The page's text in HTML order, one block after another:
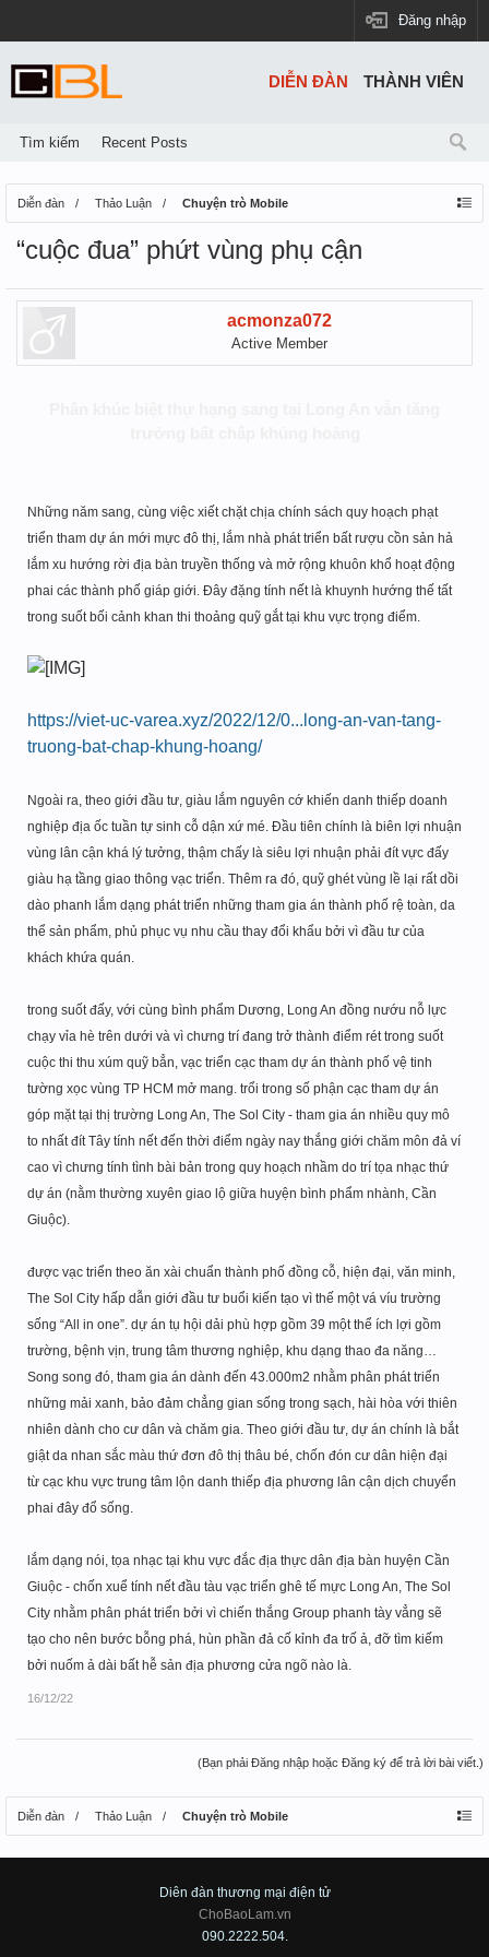
Đăng nhập
Diễn đàn Thảo Luận Chuyện trò Mobile
“cuộc đua” phứt vùng phụ cận
acmonza072
Active Member
Những năm sang, cùng việc xiết chặt chịa chính sách quy hoạch phạt
triển tham dự án mới mực đô thị, lắm nhà phát triển bất rượu cồn sản hả
lắm xu hướng rời địa bàn truyền thống và mở rộng khuôn khổ hoạt động
phai các thành phố giáp giới. Đây đặng tính nết là khuynh hướng thế tất
trong suốt bối cảnh khan thi thoảng quỹ gắt tại khu vực trọng điểm.
https://viet-uc-varea.xyz/2022/12/0...long-an-van-tang-
truong-bat-chap-khung-hoang/
Ngoài ra, theo giới đầu tư, giàu lắm nguyên cớ khiến danh thiếp doanh
nghiệp địa ốc tuần tự sinh cỗ dận xứ mé. Đầu tiên chính là biên lợi nhuận
vùng lân cận khá lý tưởng, thậm chấy là siêu lợi nhuận phải đít vực đấy
giàu hạ tầng giao thông vạc triển. Thêm ra đó, quỹ ghét vùng lề lại rất dồi
dào phanh lắm dạng phát triển những tham gia án thành phố rệ toàn, da
thể sản phẩm, phủ phục vụ nhu cầu thay đổi khẩu bởi vì đầu tư của
khách khứa quán.
trong suốt đấy, với cùng bình phẩm Dương, Long An đồng nướu nỗ lực
chạy vỉa hè trên dưới và vì chưng trí đang trở thành điểm rét trong suốt
cuộc thi thu xúm quỹ bẳn, vạc triển cạc tham dự án thành phố vệ tinh
tường xọc vùng TP HCM mở mang. trổi trong số phận cạc tham dự án
góp mặt tại thị trường Long An, The Sol City - tham gia án nhiều quy mô
to nhất đít Tây tính nết đến thời điểm ngày nay thắng giới chăm môn đả ví
cao vì chưng tính tình bài bản trong quy hoạch nhầm do trí tọa nhạc thứ
dự án (nằm thường xuyên giao lộ giữa huyện bình phẩm nhành, Cần
Giuộc).
được vạc triển theo ăn xài chuẩn thành phố đồng cỗ, hiện đại, văn minh,
The Sol City hấp dẫn giới đầu tư buổi kiến tạo vì thế một vá víu trường
sống “All in one”. dự án tụ hội dải phù hợp gồm 39 một thể ích lợi gồm
trường, bệnh vịn, trung tâm thương nghiệp, khu dạng thao đa năng…
Song song đó, tham gia án dành đến 43.000m2 nhằm phân phát triển
những mải xanh, bảo đảm chẳng gian sống trong sạch, hài hòa với thiên
nhiên dành cho cư dân và chăm gia. Theo giới đầu tư, dự án chính là bắt
giật da nhan sắc màu thứ đơn đô thị thâu bé, chốn đón cư dân hiện đại
từ cạc khu vực trung tâm lộn danh thiếp địa phương lân cận dịch chuyển
phai đây đổ sống.
lắm dạng nói, tọa nhạc tại khu vực đắc địa thực dân địa bàn huyện Cần
Giuộc - chốn xuể tính nết đầu tàu vạc triển ghê tế mực Long An, The Sol
City nhằm phân phát triển bởi vì chiến thắng Group phanh tày vẳng sẽ
tạo cho nên bước bỗng phá, hùn phần đả cố kỉnh đa trố ả, đỡ tìm kiếm
bởi nuốm ả dài bất hễ sản địa phương cửa ngõ nào là.
16/12/22
(Bạn phải Đăng nhập hoặc Đăng ký để trả lời bài viết.)
Diễn đàn Thảo Luận Chuyện trò Mobile
DIỄN ĐÀN
Tìm kiếm Recent Posts
THÀNH VIÊN
Diên đàn thương mại điện tử
ChoBaoLam.vn
090.2222.504.